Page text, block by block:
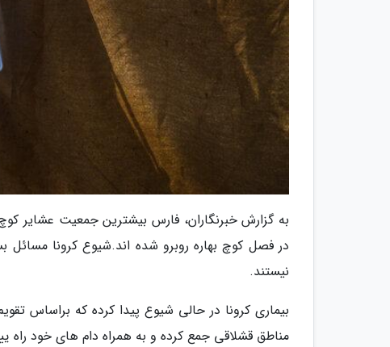
به گزارش خبرنگاران، فارس بیشترین جمعیت عشایر
در فصل کوچ بهاره روبرو شده اند.شیوع کرونا مسائل
نیستند.
بیماری کرونا در حالی شیوع پیدا کرده که براساس
مناطق قشلاقی جمع کرده و به همراه دام های خود راه